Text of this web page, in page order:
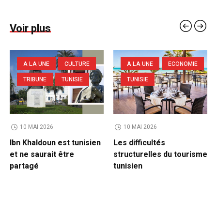
Voir plus
A LA UNE
CULTURE
TRIBUNE
TUNISIE
10 MAI 2026
Ibn Khaldoun est tunisien
et ne saurait être
partagé
A LA UNE
ECONOMIE
TUNISIE
10 MAI 2026
Les difficultés
structurelles du tourisme
tunisien